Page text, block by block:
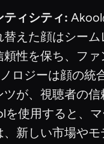
ティシティ:
替えた顔はシー
性を保ち、フ
ロジーは顔の
が、視聴者の
を使用すると、
新しい市場や